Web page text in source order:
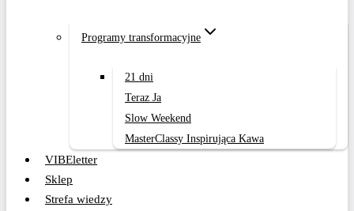
Programy transformacyjne
21 dni
Teraz Ja
Slow Weekend
MasterClassy Inspirująca Kawa
VIBEletter
Sklep
Strefa wiedzy